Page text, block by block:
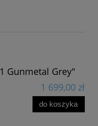
Gunmetal Grey"
1 699,00 zł
do koszyka